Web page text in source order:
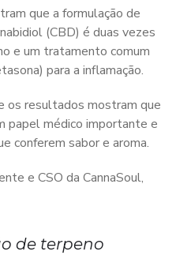
que a formulação de
(CBD) é duas vezes
e um tratamento comum
para a inflamação.
os resultados mostram que
papel médico importante e
conferem sabor e aroma.
e CSO da CannaSoul,
de terpeno